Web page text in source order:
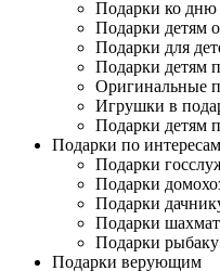
Подарки ко дню
Подарки детям
Подарки для
Подарки детям
Оригинальные
Игрушки в
Подарки детям
Подарки по интересам
Подарки
Подарки
Подарки
Подарки
Подарки рыбаку
Подарки верующим